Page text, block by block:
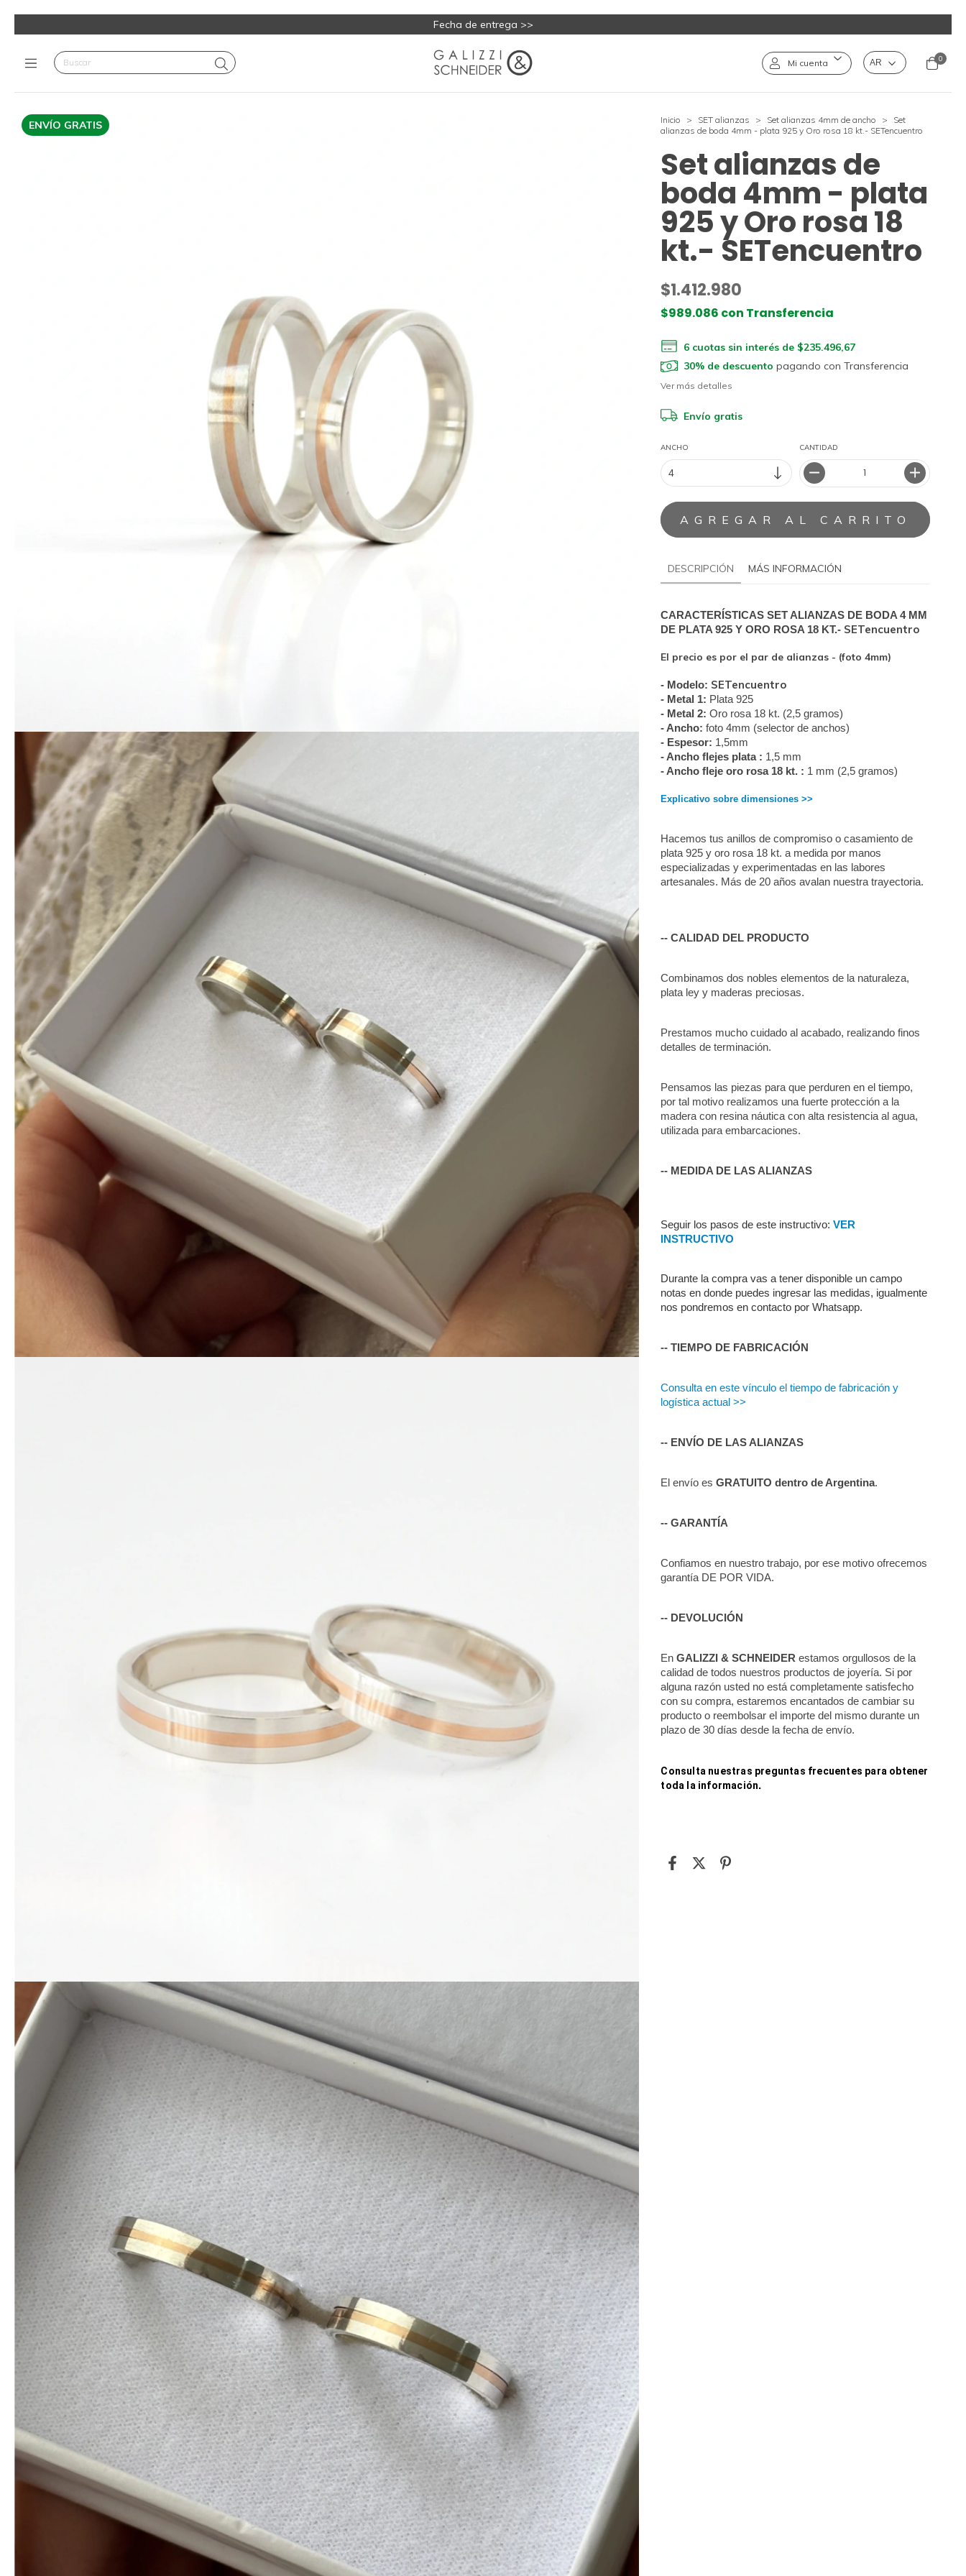
Fecha de entrega >>
Mi cuenta 0
ENVÍO GRATIS Inicio > SET alianzas > Set alianzas 4mm de ancho >
Set
alianzas de boda 4mm - plata 925 y Oro rosa 18 kt.- SETencuentro
Set alianzas de
boda 4mm - plata
925 y Oro rosa 18
kt.- SETencuentro
$1.412.980
$989.086 con Transferencia
6 cuotas sin interés de $235.496,67
30% de descuento pagando con Transferencia
Ver más detalles
Envío gratis
ANCHO CANTIDAD
DESCRIPCIÓN MÁS INFORMACIÓN
CARACTERÍSTICAS SET ALIANZAS DE BODA 4 MM
DE PLATA 925 Y ORO ROSA 18 KT.- SETencuentro
El precio es por el par de alianzas - (foto 4mm)
- Modelo: SETencuentro
- Metal 1: Plata 925
- Metal 2: Oro rosa 18 kt. (2,5 gramos)
- Ancho: foto 4mm (selector de anchos)
- Espesor: 1,5mm
- Ancho flejes plata : 1,5 mm
- Ancho fleje oro rosa 18 kt. : 1 mm (2,5 gramos)
Explicativo sobre dimensiones >>
Hacemos tus anillos de compromiso o casamiento de
plata 925 y oro rosa 18 kt. a medida por manos
especializadas y experimentadas en las labores
artesanales. Más de 20 años avalan nuestra trayectoria.
-- CALIDAD DEL PRODUCTO
Combinamos dos nobles elementos de la naturaleza,
plata ley y maderas preciosas.
Prestamos mucho cuidado al acabado, realizando finos
detalles de terminación.
Pensamos las piezas para que perduren en el tiempo,
por tal motivo realizamos una fuerte protección a la
madera con resina náutica con alta resistencia al agua,
utilizada para embarcaciones.
-- MEDIDA DE LAS ALIANZAS
Seguir los pasos de este instructivo: VER
INSTRUCTIVO
Durante la compra vas a tener disponible un campo
notas en donde puedes ingresar las medidas, igualmente
nos pondremos en contacto por Whatsapp.
-- TIEMPO DE FABRICACIÓN
Consulta en este vínculo el tiempo de fabricación y
logística actual >>
-- ENVÍO DE LAS ALIANZAS
El envío es GRATUITO dentro de Argentina.
-- GARANTÍA
Confiamos en nuestro trabajo, por ese motivo ofrecemos
garantía DE POR VIDA.
-- DEVOLUCIÓN
En GALIZZI & SCHNEIDER estamos orgullosos de la
calidad de todos nuestros productos de joyería. Si por
alguna razón usted no está completamente satisfecho
con su compra, estaremos encantados de cambiar su
producto o reembolsar el importe del mismo durante un
plazo de 30 días desde la fecha de envío.
Consulta nuestras preguntas frecuentes para obtener
toda la información.